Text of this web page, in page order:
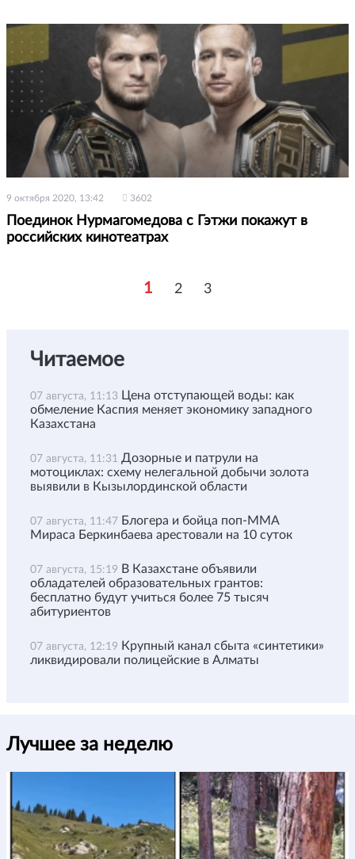
9 октября 2020, 13:42 3602
Поединок Нурмагомедова с Гэтжи покажут в
российских кинотеатрах
1 2 3
Читаемое
07 августа, 11:13 Цена отступающей воды: как
обмеление Каспия меняет экономику западного
Казахстана
07 августа, 11:31 Дозорные и патрули на
мотоциклах: схему нелегальной добычи золота
выявили в Кызылординской области
07 августа, 11:47 Блогера и бойца поп-ММА
Мираса Беркинбаева арестовали на 10 суток
07 августа, 15:19 В Казахстане объявили
обладателей образовательных грантов:
бесплатно будут учиться более 75 тысяч
абитуриентов
07 августа, 12:19 Крупный канал сбыта «синтетики»
ликвидировали полицейские в Алматы
Лучшее за неделю